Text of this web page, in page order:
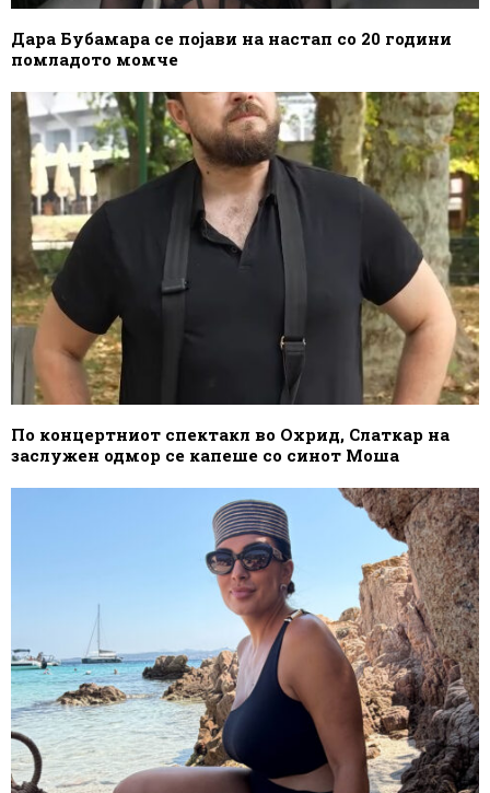
Дара Бубамара се појави на настап со 20 години
помладото момче
По концертниот спектакл во Охрид, Слаткар на
заслужен одмор се капеше со синот Моша